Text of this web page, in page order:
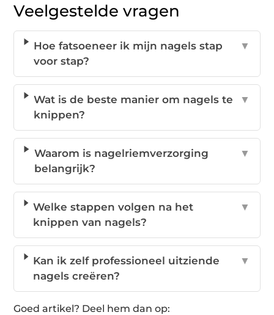
Veelgestelde vragen
Hoe fatsoeneer ik mijn nagels stap
voor stap?
▼
Wat is de beste manier om nagels te
knippen?
▼
Waarom is nagelriemverzorging
belangrijk?
▼
Welke stappen volgen na het
knippen van nagels?
▼
Kan ik zelf professioneel uitziende
nagels creëren?
▼
Goed artikel? Deel hem dan op: